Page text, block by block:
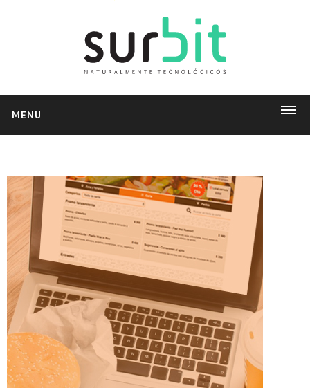
MENU
Delysoft
Facturación Electrónica
Pedidos Web
App Market
NOSOTROS
Empresa
Soporte
Servicios
TEAM